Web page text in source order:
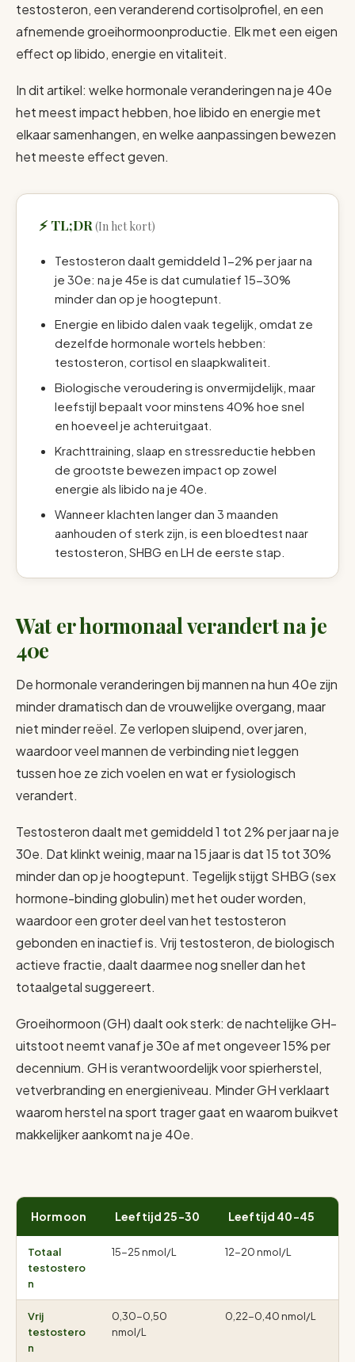
testosteron, een veranderend cortisolprofiel, en een
afnemende groeihormoonproductie. Elk met een eigen
effect op libido, energie en vitaliteit.
In dit artikel: welke hormonale veranderingen na je 40e
het meest impact hebben, hoe libido en energie met
elkaar samenhangen, en welke aanpassingen bewezen
het meeste effect geven.
TL;DR
Testosteron daalt gemiddeld 1-2% per jaar na
je 30e: na je 45e is dat cumulatief 15-30%
minder dan op je hoogtepunt.
Energie en libido dalen vaak tegelijk, omdat ze
dezelfde hormonale wortels hebben:
testosteron, cortisol en slaapkwaliteit.
Biologische veroudering is onvermijdelijk, maar
leefstijl bepaalt voor minstens 40% hoe snel
en hoeveel je achteruitgaat.
Krachttraining, slaap en stressreductie hebben
de grootste bewezen impact op zowel
energie als libido na je 40e.
Wanneer klachten langer dan 3 maanden
aanhouden of sterk zijn, is een bloedtest naar
testosteron, SHBG en LH de eerste stap.
Wat er hormonaal verandert na je
40e
De hormonale veranderingen bij mannen na hun 40e zijn
minder dramatisch dan de vrouwelijke overgang, maar
niet minder reëel. Ze verlopen sluipend, over jaren,
waardoor veel mannen de verbinding niet leggen
tussen hoe ze zich voelen en wat er fysiologisch
verandert.
Testosteron daalt met gemiddeld 1 tot 2% per jaar na je
30e. Dat klinkt weinig, maar na 15 jaar is dat 15 tot 30%
minder dan op je hoogtepunt. Tegelijk stijgt SHBG (sex
hormone-binding globulin) met het ouder worden,
waardoor een groter deel van het testosteron
gebonden en inactief is. Vrij testosteron, de biologisch
actieve fractie, daalt daarmee nog sneller dan het
totaalgetal suggereert.
Groeihormoon (GH) daalt ook sterk: de nachtelijke GH-
uitstoot neemt vanaf je 30e af met ongeveer 15% per
decennium. GH is verantwoordelijk voor spierherstel,
vetverbranding en energieniveau. Minder GH verklaart
waarom herstel na sport trager gaat en waarom buikvet
makkelijker aankomt na je 40e.
Hormoon Leeftijd 25-30 Leeftijd 40-45
Totaal
testostero
n
15-25 nmol/L 12-20 nmol/L
Vrij
testostero
n
0,30-0,50
nmol/L
0,22-0,40 nmol/L